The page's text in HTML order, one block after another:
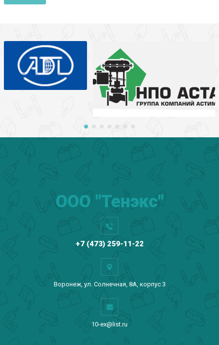
ООО "Тенэкс"
+7 (473) 259-11-22
Воронеж, ул. Солнечная, 8А, корпус 3
10-ex@list.ru